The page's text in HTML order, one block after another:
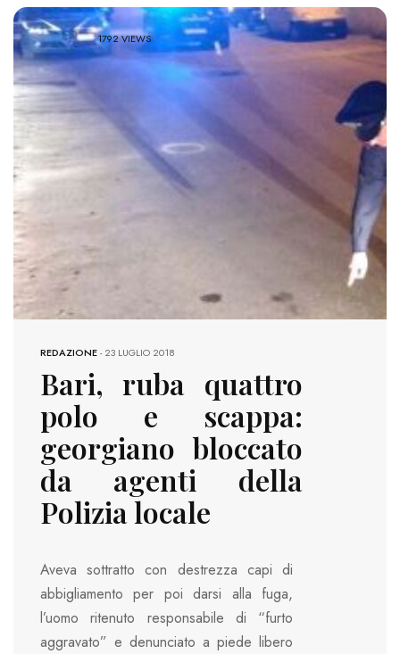
1792 VIEWS
REDAZIONE-23 LUGLIO 2018
Bari, ruba quattro
polo e scappa:
georgiano bloccato
da agenti della
Polizia locale
Aveva sottratto con destrezza capi di
abbigliamento per poi darsi alla fuga,
l’uomo ritenuto responsabile di “furto
aggravato” e denunciato a piede libero